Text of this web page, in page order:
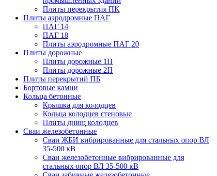
Плиты перекрытия ПК
Плиты аэродромные ПАГ
ПАГ 14
ПАГ 18
Плиты аэродромные ПАГ 20
Плиты дорожные
Плиты дорожные 1П
Плиты дорожные 2П
Плиты перекрытий ПБ
Бортовые камни
Кольца бетонные
Крышка для колодцев
Кольца колодцев стеновые
Плиты днищ колодцев
Сваи железобетонные
Сваи ЖБИ вибрированные для стальных опор ВЛ
35-500 кВ
Сваи железобетонные вибрированные для
стальных опор ВЛ 35-500 кВ